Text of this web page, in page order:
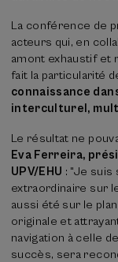
La conférence de
acteurs qui, en
amont exhaustif et
fait la particularité
connaissance
interculturel,
Le résultat ne
Eva Ferreira,
UPV/EHU : "Je suis
extraordinaire sur
aussi été sur le
originale et
navigation à celle
succès, sera